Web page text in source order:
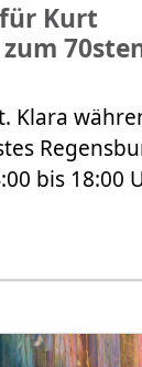
Kurt
Klara
bis 18:00